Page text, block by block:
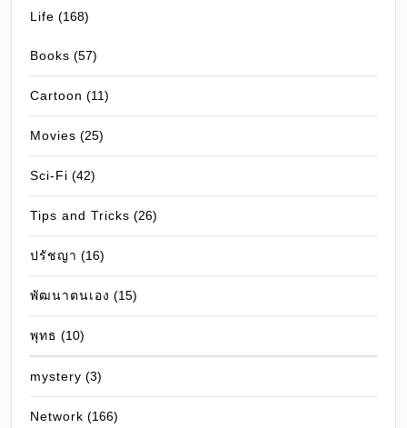
Life (168)
Books (57)
Cartoon (11)
Movies (25)
Sci-Fi (42)
Tips and Tricks (26)
ปรัชญา (16)
พัฒนาตนเอง (15)
พุทธ (10)
mystery (3)
Network (166)